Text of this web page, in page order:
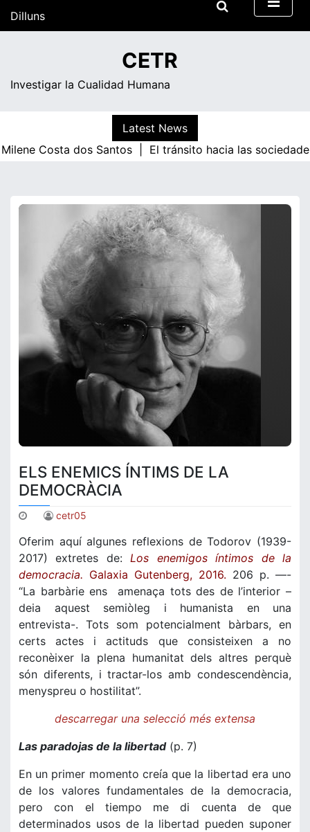
Dilluns
CETR
Investigar la Cualidad Humana
Latest News
Costa dos Santos |El tránsito hacia las sociedades
ELS ENEMICS ÍNTIMS DE LA
DEMOCRÀCIA
cetr05
Oferim aquí algunes reflexions de Todorov (1939-
2017) extretes de:Los enemigos íntimos de la
democracia. Galaxia Gutenberg, 2016. 206 p. —-
“La barbàrie ens amenaça tots des de l’interior –
deia aquest semiòleg i humanista en una
entrevista-. Tots som potencialment bàrbars, en
certs actes i actituds que consisteixen a no
reconèixer la plena humanitat dels altres perquè
són diferents, i tractar-los amb condescendència,
menyspreu o hostilitat”.
descarregar una selecció més extensa
Las paradojas de la libertad(p. 7)
En un primer momento creía que la libertad era uno
de los valores fundamentales de la democracia,
pero con el tiempo me di cuenta de que
determinados usos de la libertad pueden suponer